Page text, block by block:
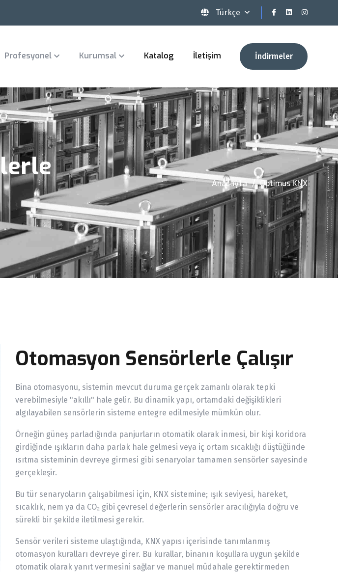
Türkçe
Profesyonel Kurumsal Katalog İletişim İndirmeler
Anasayfa Optimus KNX
Otomasyon Sensörlerle Çalışır
Bina otomasyonu, sistemin mevcut duruma gerçek zamanlı olarak tepki
verebilmesiyle "akıllı" hale gelir. Bu dinamik yapı, ortamdaki değişiklikleri
algılayabilen sensörlerin sisteme entegre edilmesiyle mümkün olur.
Örneğin güneş parladığında panjurların otomatik olarak inmesi, bir kişi koridora
girdiğinde ışıkların daha parlak hale gelmesi veya iç ortam sıcaklığı düştüğünde
ısıtma sisteminin devreye girmesi gibi senaryolar tamamen sensörler sayesinde
gerçekleşir.
Bu tür senaryoların çalışabilmesi için, KNX sistemine; ışık seviyesi, hareket,
sıcaklık, nem ya da CO₂ gibi çevresel değerlerin sensörler aracılığıyla doğru ve
sürekli bir şekilde iletilmesi gerekir.
Sensör verileri sisteme ulaştığında, KNX yapısı içerisinde tanımlanmış
otomasyon kuralları devreye girer. Bu kurallar, binanın koşullara uygun şekilde
otomatik olarak yanıt vermesini sağlar ve manuel müdahale gerektirmeden